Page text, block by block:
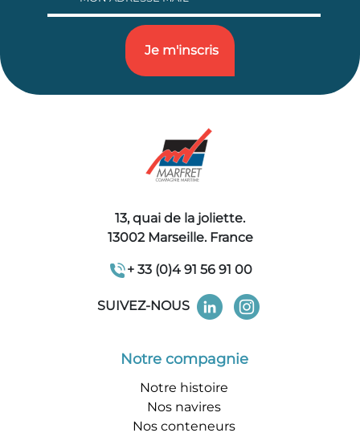
13, quai de la joliette.
13002 Marseille. France
+ 33 (0)4 91 56 91 00
SUIVEZ-NOUS
Notre compagnie
Notre histoire
Nos navires
Nos conteneurs